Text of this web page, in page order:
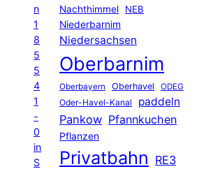
n
1
8
5
5
4
1
-
0
in
S
Nachthimmel
NEB
Niederbarnim
Niedersachsen
Oberbarnim
Oberbayern Oberhavel ODEG
Oder-Havel-Kanal paddeln
Pankow Pfannkuchen
Pflanzen
Privatbahn RE3